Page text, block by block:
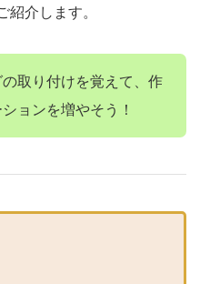
紹介します。
取り付けを覚えて、作
ョンを増やそう！